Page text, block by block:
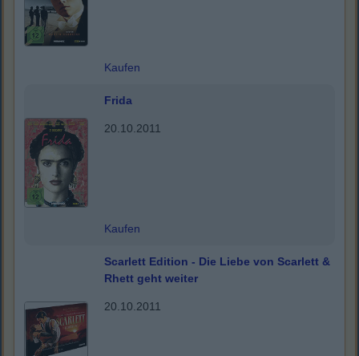
Kaufen
Frida
20.10.2011
Kaufen
Scarlett Edition - Die Liebe von Scarlett &
Rhett geht weiter
20.10.2011